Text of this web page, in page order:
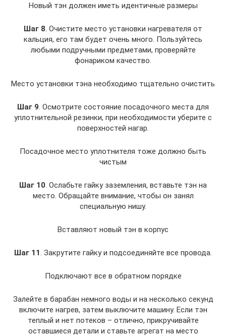
Новый тэн должен иметь идентичные размеры
Шаг 8. Очистите место установки нагревателя от
кальция, его там будет очень много. Пользуйтесь
любыми подручными предметами, проверяйте
фонариком качество.
Место установки тэна необходимо тщательно очистить
Шаг 9. Осмотрите состояние посадочного места для
уплотнительной резинки, при необходимости уберите с
поверхностей нагар.
Посадочное место уплотнителя тоже должно быть
чистым
Шаг 10. Ослабьте гайку заземления, вставьте тэн на
место. Обращайте внимание, чтобы он занял
специальную нишу.
Вставляют новый тэн в корпус
Шаг 11. Закрутите гайку и подсоединяйте все провода.
Подключают все в обратном порядке
Залейте в барабан немного воды и на несколько секунд
включите нагрев, затем выключите машину. Если тэн
теплый и нет потеков – отлично, прикручивайте
оставшиеся детали и ставьте агрегат на место